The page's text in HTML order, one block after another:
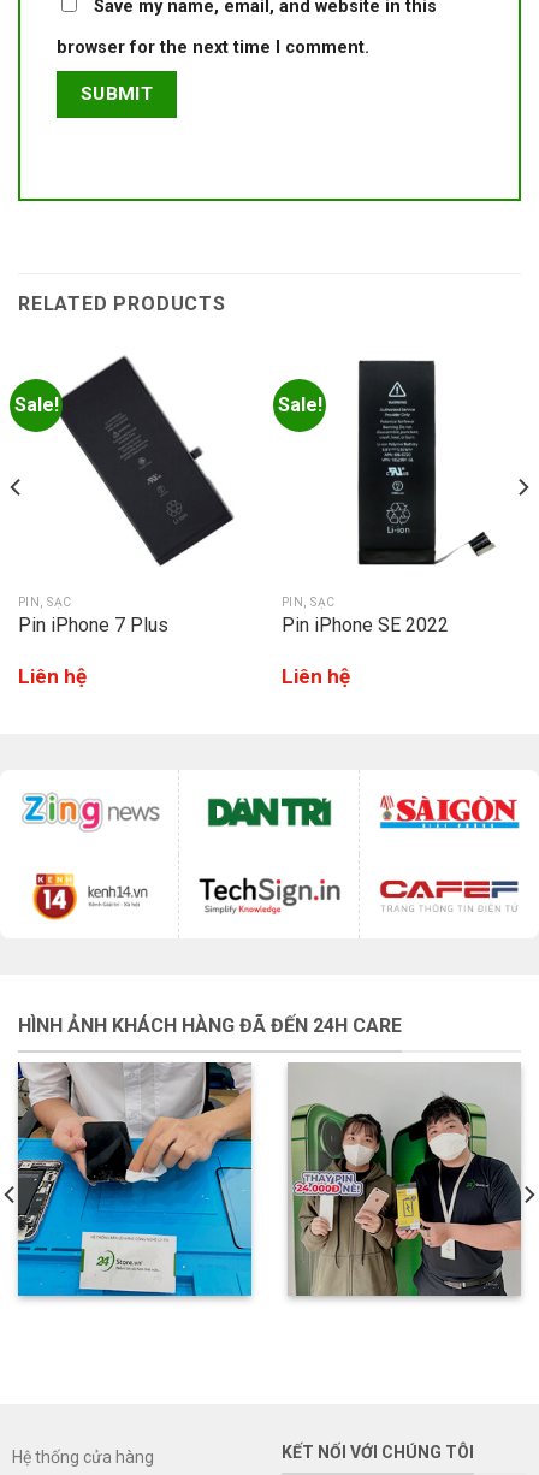
Save my name, email, and website in this
browser for the next time I comment.
RELATED PRODUCTS
Sale!
PIN, SẠC
Pin iPhone 7 Plus
Liên hệ
Sale!
PIN, SẠC
Pin iPhone SE 2022
Liên hệ
HÌNH ẢNH KHÁCH HÀNG ĐÃ ĐẾN 24H CARE
Hệ thống cửa hàng
KẾT NỐI VỚI CHÚNG TÔI